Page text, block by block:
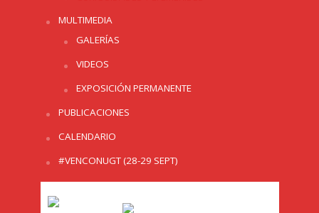
MULTIMEDIA
GALERÍAS
VIDEOS
EXPOSICIÓN PERMANENTE
PUBLICACIONES
CALENDARIO
#VENCONUGT (28-29 SEPT)